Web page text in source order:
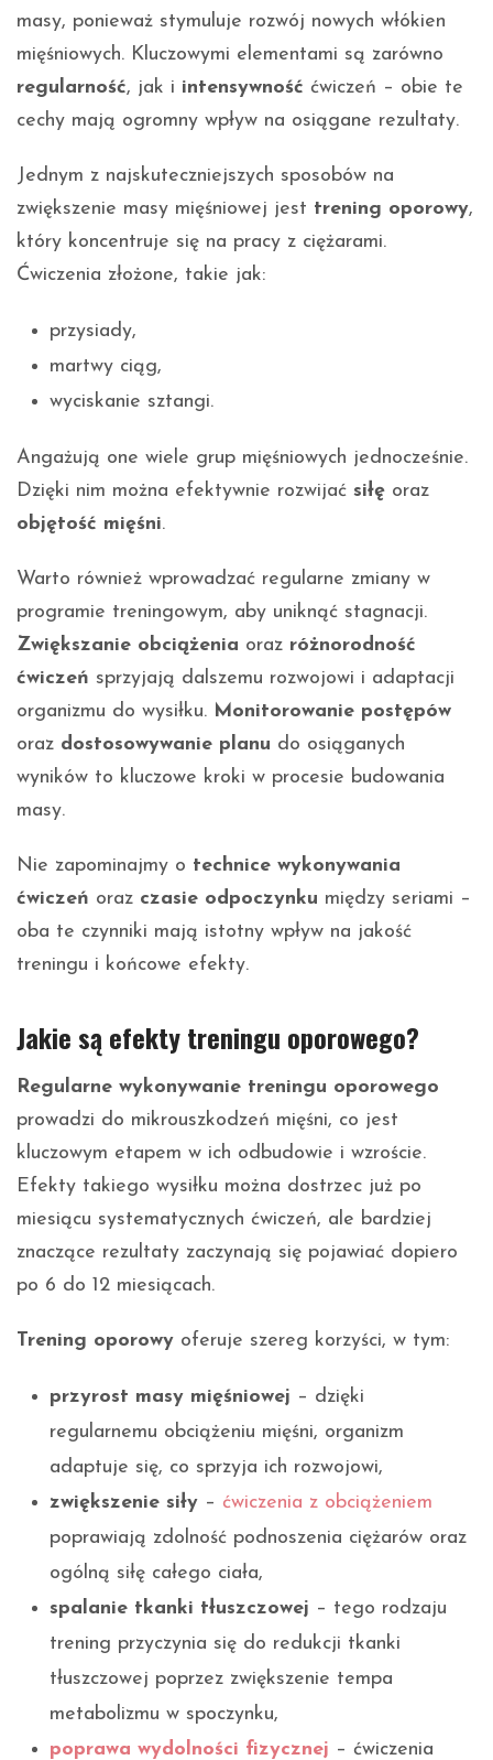
masy, ponieważ stymuluje rozwój nowych włókien
mięśniowych. Kluczowymi elementami są zarówno
regularność, jak i intensywność ćwiczeń – obie te
cechy mają ogromny wpływ na osiągane rezultaty.
Jednym z najskuteczniejszych sposobów na
zwiększenie masy mięśniowej jest trening oporowy,
który koncentruje się na pracy z ciężarami.
Ćwiczenia złożone, takie jak:
przysiady,
martwy ciąg,
wyciskanie sztangi.
Angażują one wiele grup mięśniowych jednocześnie.
Dzięki nim można efektywnie rozwijać siłę oraz
objętość mięśni.
Warto również wprowadzać regularne zmiany w
programie treningowym, aby uniknąć stagnacji.
Zwiększanie obciążenia oraz różnorodność
ćwiczeń sprzyjają dalszemu rozwojowi i adaptacji
organizmu do wysiłku. Monitorowanie postępów
oraz dostosowywanie planu do osiąganych
wyników to kluczowe kroki w procesie budowania
masy.
Nie zapominajmy o technice wykonywania
ćwiczeń oraz czasie odpoczynku między seriami –
oba te czynniki mają istotny wpływ na jakość
treningu i końcowe efekty.
Jakie są efekty treningu oporowego?
Regularne wykonywanie treningu oporowego
prowadzi do mikrouszkodzeń mięśni, co jest
kluczowym etapem w ich odbudowie i wzroście.
Efekty takiego wysiłku można dostrzec już po
miesiącu systematycznych ćwiczeń, ale bardziej
znaczące rezultaty zaczynają się pojawiać dopiero
po 6 do 12 miesiącach.
Trening oporowy oferuje szereg korzyści, w tym:
przyrost masy mięśniowej – dzięki
regularnemu obciążeniu mięśni, organizm
adaptuje się, co sprzyja ich rozwojowi,
zwiększenie siły – ćwiczenia z obciążeniem
poprawiają zdolność podnoszenia ciężarów oraz
ogólną siłę całego ciała,
spalanie tkanki tłuszczowej – tego rodzaju
trening przyczynia się do redukcji tkanki
tłuszczowej poprzez zwiększenie tempa
metabolizmu w spoczynku,
poprawa wydolności fizycznej – ćwiczenia